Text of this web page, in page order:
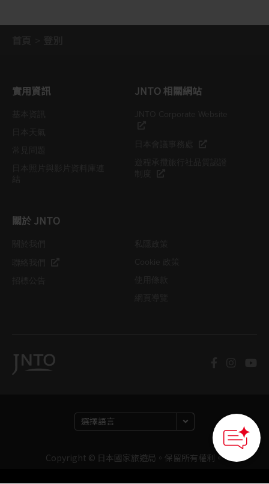
實用資訊 JNTO 相關網站
關於 JNTO
Copyright © 日本國家旅遊局。保留所有權利。